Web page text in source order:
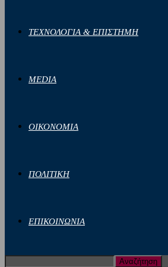
ΤΕΧΝΟΛΟΓΙΑ & ΕΠΙΣΤΗΜΗ
MEDIA
ΟΙΚΟΝΟΜΙΑ
ΠΟΛΙΤΙΚΗ
ΕΠΙΚΟΙΝΩΝΙΑ